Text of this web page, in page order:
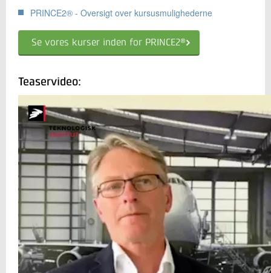
PRINCE2® - Oversigt over kursusmulighederne
Se vores kurser inden for PRINCE2®
Teaservideo: